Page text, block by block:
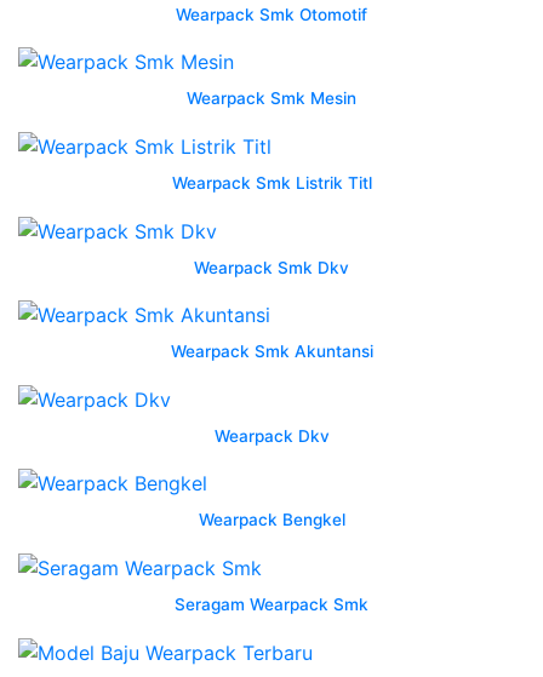
hp
2622
pesanan
kapal
semarang
Jas
Desain
Lapangan
Batik
Wearpack Smk Otomotif
Wearpack Smk Mesin
Wearpack Smk Listrik Titl
Wearpack Smk Dkv
Wearpack Smk Akuntansi
Wearpack Dkv
Wearpack Bengkel
Seragam Wearpack Smk